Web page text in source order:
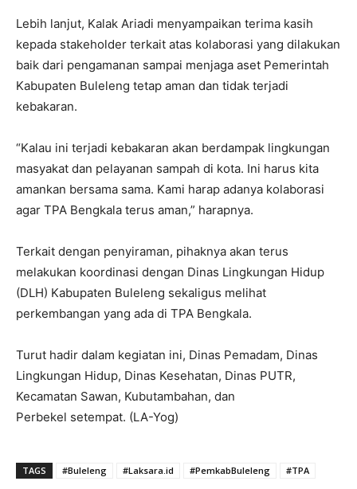
Lebih lanjut, Kalak Ariadi menyampaikan terima kasih
kepada stakeholder terkait atas kolaborasi yang dilakukan
baik dari pengamanan sampai menjaga aset Pemerintah
Kabupaten Buleleng tetap aman dan tidak terjadi
kebakaran.
“Kalau ini terjadi kebakaran akan berdampak lingkungan
masyakat dan pelayanan sampah di kota. Ini harus kita
amankan bersama sama. Kami harap adanya kolaborasi
agar TPA Bengkala terus aman,” harapnya.
Terkait dengan penyiraman, pihaknya akan terus
melakukan koordinasi dengan Dinas Lingkungan Hidup
(DLH) Kabupaten Buleleng sekaligus melihat
perkembangan yang ada di TPA Bengkala.
Turut hadir dalam kegiatan ini, Dinas Pemadam, Dinas
Lingkungan Hidup, Dinas Kesehatan, Dinas PUTR,
Kecamatan Sawan, Kubutambahan, dan
Perbekel setempat. (LA-Yog)
TAGS #Buleleng #Laksara.id #PemkabBuleleng #TPA